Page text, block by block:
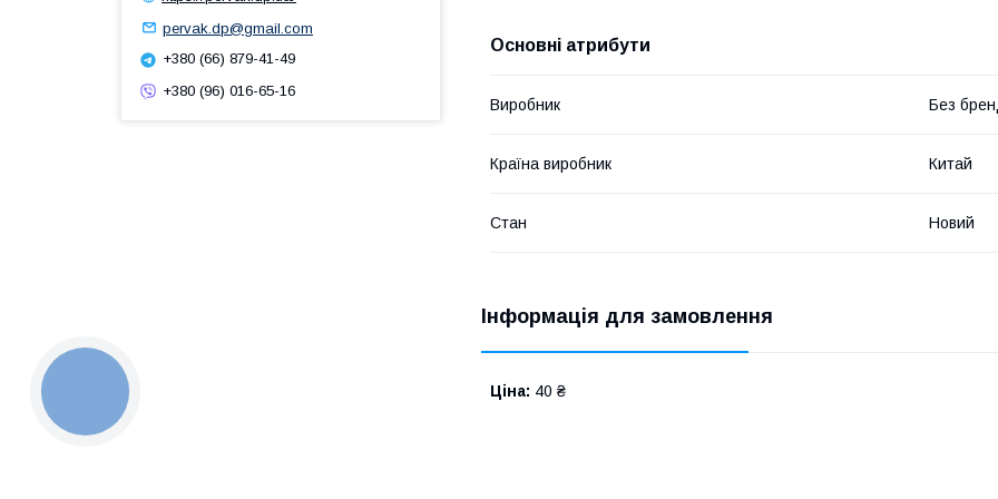
Основні атрибути
Виробник Без
Країна виробник Китай
Стан Новий
Інформація для замовлення
Ціна: 40 ₴
pervak.dp@gmail.com
+380 (66) 879-41-49
+380 (96) 016-65-16